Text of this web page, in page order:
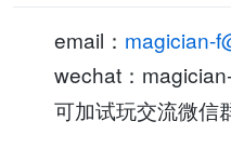
email： magician-
wechat：
可加试玩交流微信